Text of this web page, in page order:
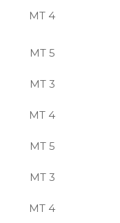
MT 4
MT 5
MT 3
MT 4
MT 5
MT 3
MT 4